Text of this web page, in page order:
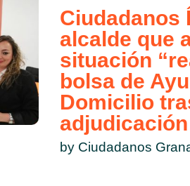
Ciudadanos
alcalde que
situación
bolsa de
Domicilio
by Ciudadanos